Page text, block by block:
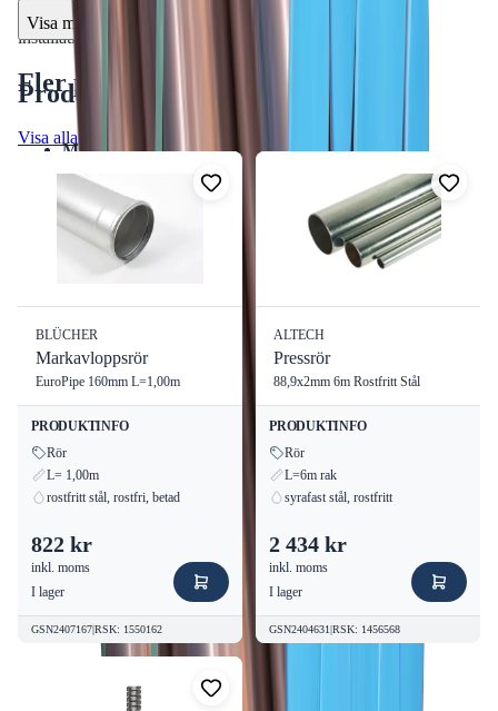
en utmärkt lösning för både professionella och industriella
installationer.
Produktinformation
Modell:A-press
Material:
Syrafast stål (AISI 316L)
Dimensioner:
Längd:6 m
Betad
Temperaturområde:-20 till +120°C
Design:
Vikt:4,3 kg
Egenskaper
Hög korrosionsbeständighet tack vare syrafast stål.
Utmärkt för pressfogning av tappvatten, värme och kyla.
installationssektorn.
Användningsområden
Röret är idealiskt för installationer inom:
Visa mer
Fler produkter i samma kategori
Visa alla
BLÜCHER
Markavloppsrör
EuroPipe 160mm L=1,00m
PRODUKTINFO
Rör
L= 1,00m
rostfritt stål, rostfri, betad
822 kr
inkl. moms
I lager
GSN2407167RSK: 1550162
ALTECH
Pressrör
88,9x2mm 6m Rostfritt Stål
PRODUKTINFO
Rör
L=6m rak
syrafast stål, rostfritt
2 434 kr
inkl. moms
I lager
GSN2404631RSK: 1456568